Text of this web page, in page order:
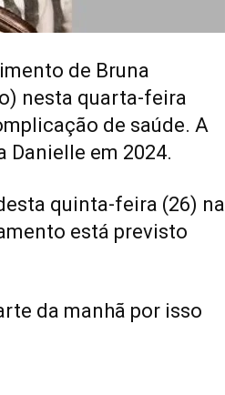
de Bruna
nesta quarta-feira
de saúde. A
Danielle em 2024.
quinta-feira (26) na
está previsto
da manhã por isso